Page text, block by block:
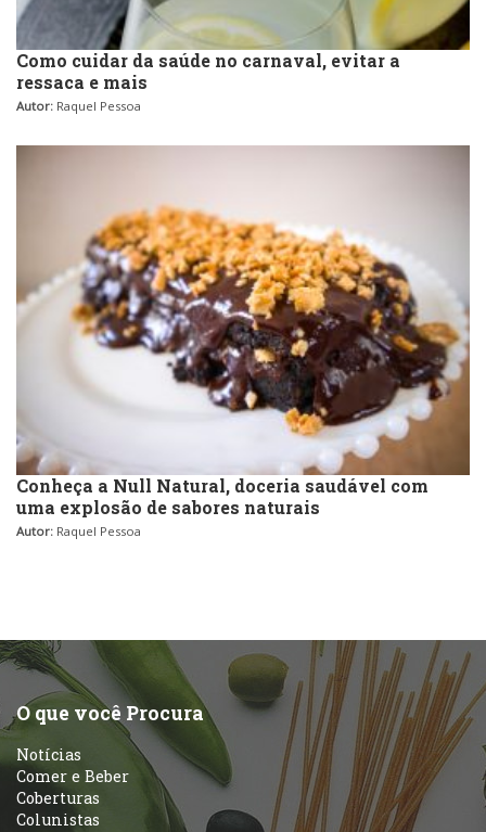
Como cuidar da saúde no carnaval, evitar a
ressaca e mais
Autor: Raquel Pessoa
Conheça a Null Natural, doceria saudável com
uma explosão de sabores naturais
Autor: Raquel Pessoa
O que você Procura
Notícias
Comer e Beber
Coberturas
Colunistas